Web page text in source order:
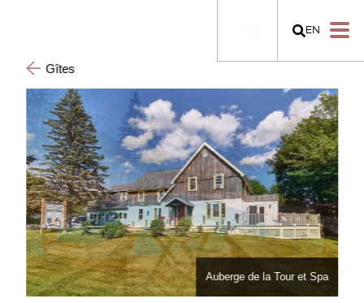
EN
Gîtes
Auberge de la Tour et Spa
Auberge de la Tour et Spa